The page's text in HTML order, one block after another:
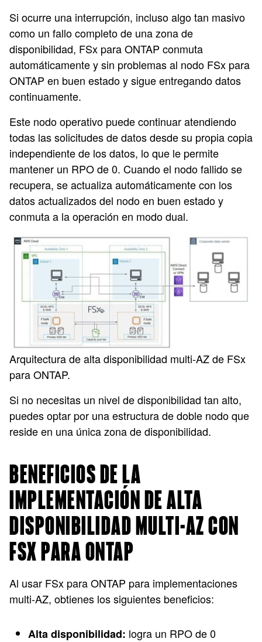
Si ocurre una interrupción, incluso algo tan masivo
como un fallo completo de una zona de
disponibilidad, FSx para ONTAP conmuta
automáticamente y sin problemas al nodo FSx para
ONTAP en buen estado y sigue entregando datos
continuamente.
Este nodo operativo puede continuar atendiendo
todas las solicitudes de datos desde su propia copia
independiente de los datos, lo que le permite
mantener un RPO de 0. Cuando el nodo fallido se
recupera, se actualiza automáticamente con los
datos actualizados del nodo en buen estado y
conmuta a la operación en modo dual.
Arquitectura de alta disponibilidad multi-AZ de FSx
para ONTAP.
Si no necesitas un nivel de disponibilidad tan alto,
puedes optar por una estructura de doble nodo que
reside en una única zona de disponibilidad.
BENEFICIOS DE LA
IMPLEMENTACIÓN DE ALTA
DISPONIBILIDAD MULTI-AZ CON
FSX PARA ONTAP
Al usar FSx para ONTAP para implementaciones
multi-AZ, obtienes los siguientes beneficios:
Alta disponibilidad: logra un RPO de 0